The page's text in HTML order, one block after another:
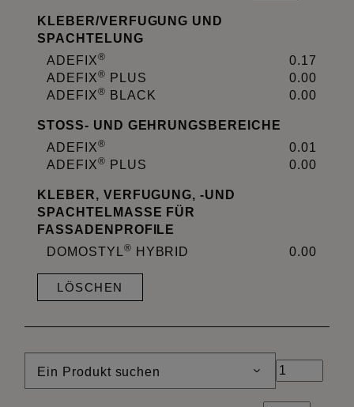
KLEBER/VERFUGUNG UND
SPACHTELUNG
ADEFIX®
0.17
ADEFIX® PLUS
0.00
ADEFIX® BLACK 0.00
STOSS- UND GEHRUNGSBEREICHE
ADEFIX®
0.01
ADEFIX® PLUS 0.00
KLEBER, VERFUGUNG, -UND
SPACHTELMASSE FÜR
FASSADENPROFILE
DOMOSTYL® HYBRID 0.00
LÖSCHEN
Ein Produkt suchen